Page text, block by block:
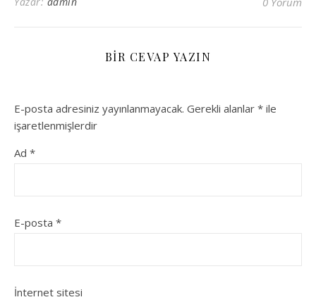
BIR CEVAP YAZIN
E-posta adresiniz yayınlanmayacak. Gerekli alanlar * ile
işaretlenmişlerdir
Ad *
E-posta *
İnternet sitesi